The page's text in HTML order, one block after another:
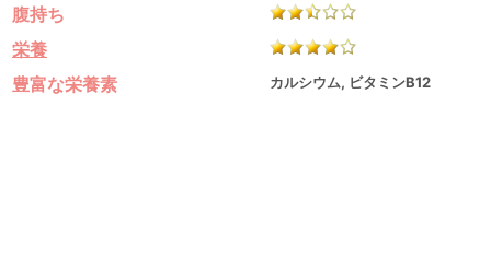
腹持ち
栄養
豊富な栄養素
カルシウム, ビタミンB12